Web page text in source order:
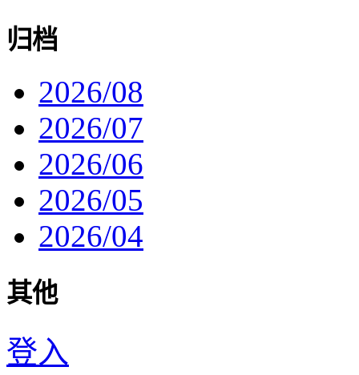
归档
2026/08
2026/07
2026/06
2026/05
2026/04
其他
登入